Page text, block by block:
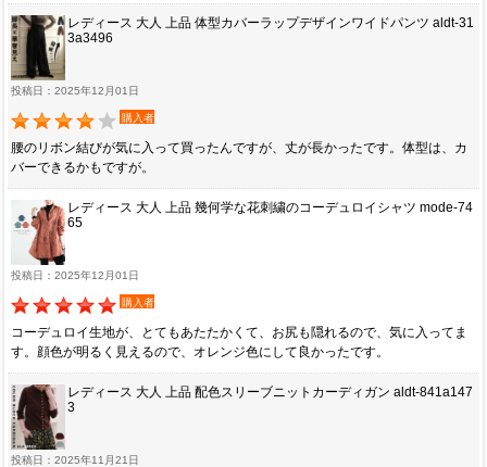
レディース 大人 上品 体型カバーラップデザインワイドパンツ aldt-31
3a3496
投稿日：2025年12月01日
購入者
腰のリボン結びが気に入って買ったんですが、丈が長かったです。体型は、カ
バーできるかもですが。
レディース 大人 上品 幾何学な花刺繍のコーデュロイシャツ mode-74
65
投稿日：2025年12月01日
購入者
コーデュロイ生地が、とてもあたたかくて、お尻も隠れるので、気に入ってま
す。顔色が明るく見えるので、オレンジ色にして良かったです。
レディース 大人 上品 配色スリーブニットカーディガン aldt-841a147
3
投稿日：2025年11月21日